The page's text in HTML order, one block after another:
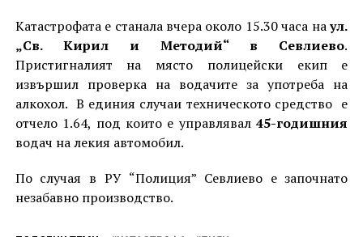
Катастрофата е станала вчера около 15.30 часа наул.
„Св. Кирил и Методий“ в Севлиево.
Пристигналият на място полицейски екип е
извършил проверка на водачите за употреба на
алкохол. В единия случаи техническото средство е
отчело 1.64, под които е управлявал45-годишния
водач на лекия автомобил.
По случая в РУ “Полиция” Севлиево е започнато
незабавно производство.